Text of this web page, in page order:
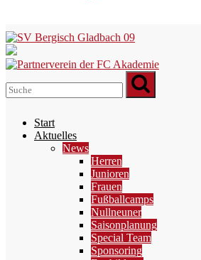
Skip
to
content
Start
Aktuelles
News
Herren
Junioren
Frauen
Fußballcamps
Nullneuner
Saisonplanung
Special Team
Sponsoring